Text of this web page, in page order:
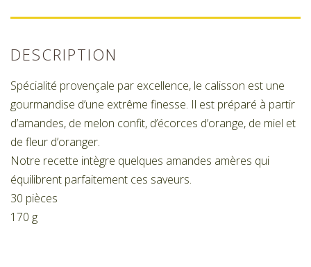
DESCRIPTION
Spécialité provençale par excellence, le calisson est une
gourmandise d’une extrême finesse. Il est préparé à partir
d’amandes, de melon confit, d’écorces d’orange, de miel et
de fleur d’oranger.
Notre recette intègre quelques amandes amères qui
équilibrent parfaitement ces saveurs.
30 pièces
170 g